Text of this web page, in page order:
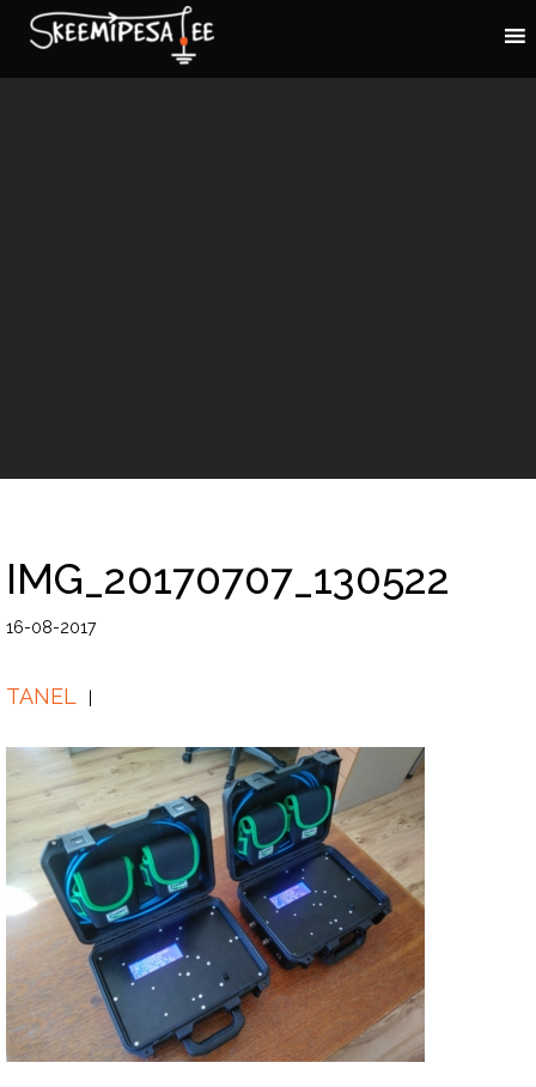
IMG_20170707_130522
16-08-2017
TANEL